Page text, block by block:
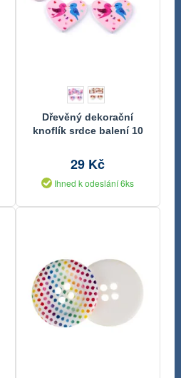
Dřevěný dekorační
knoflík srdce balení 10
29 Kč
Ihned k odeslání 6ks